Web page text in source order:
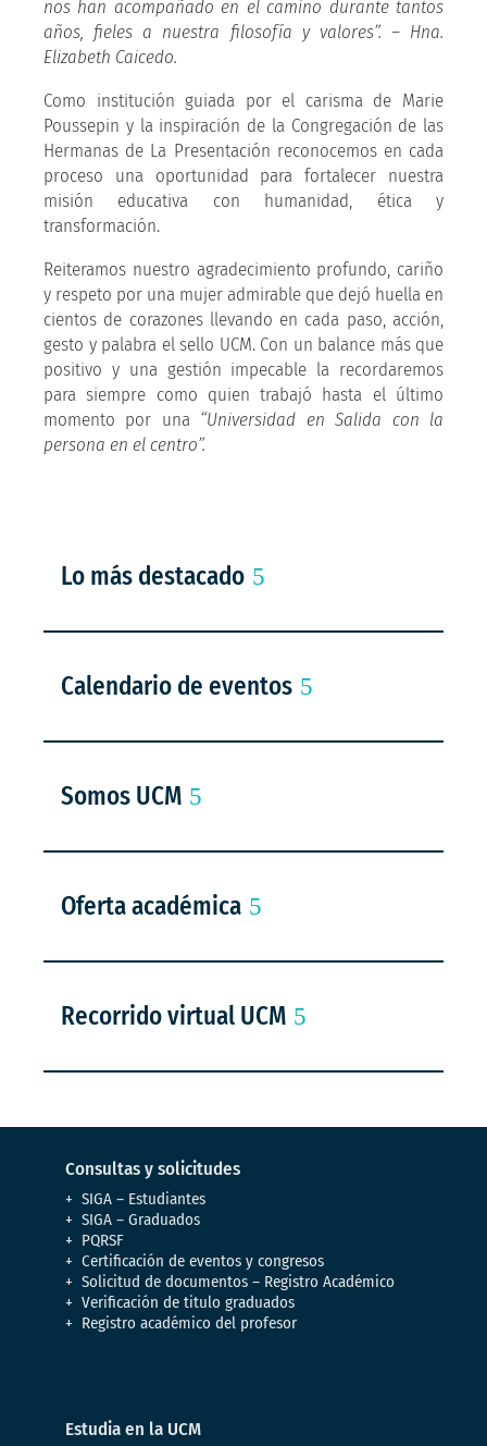
nos han acompañado en el camino durante tantos
años, fieles a nuestra filosofía y valores”. – Hna.
Elizabeth Caicedo.
Como institución guiada por el carisma de Marie
Poussepin y la inspiración de la Congregación de las
Hermanas de La Presentación reconocemos en cada
proceso una oportunidad para fortalecer nuestra
misión educativa con humanidad, ética y
transformación.
Reiteramos nuestro agradecimiento profundo, cariño
y respeto por una mujer admirable que dejó huella en
cientos de corazones llevando en cada paso, acción,
gesto y palabra el sello UCM. Con un balance más que
positivo y una gestión impecable la recordaremos
para siempre como quien trabajó hasta el último
momento por una “Universidad en Salida con la
persona en el centro”.
Lo más destacado
Calendario de eventos
Somos UCM
Oferta académica
Recorrido virtual UCM
Consultas y solicitudes
SIGA – Estudiantes
SIGA – Graduados
PQRSF
Certificación de eventos y congresos
Solicitud de documentos – Registro Académico
Verificación de titulo graduados
Registro académico del profesor
Estudia en la UCM